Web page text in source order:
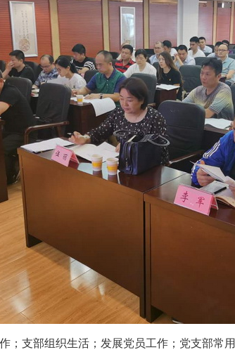
；支部组织生活；发展党员工作；党支部常